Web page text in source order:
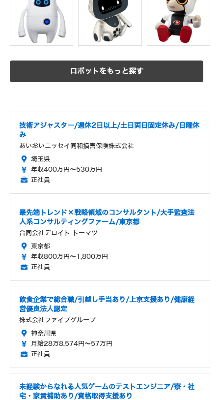
ロボットをもっと探す
技術アジャスター/週休2日以上/土日両日固定休み/日曜休
み
あいおいニッセイ同和損害保険株式会社
埼玉県
年収400万円～530万円
正社員
最先端トレンド×戦略領域のコンサルタント/大手監査法
人系コンサルティングファーム/東京都
合同会社デロイト トーマツ
東京都
年収800万円～1,800万円
正社員
飲食企業で総合職/引越し手当あり/上京支援あり/健康経
営優良法人認定
株式会社ファイブグループ
神奈川県
月給28万8,574円～57万円
正社員
未経験からなれる人気ゲームのテストエンジニア/寮・社
宅・家賃補助あり/資格取得支援あり